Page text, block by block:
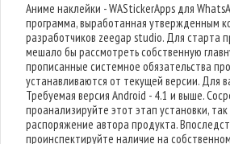
Аниме наклейки - WAStickerApps для
программа, выработанная утвержденным
разработчиков zeegap studio. Для старта
мешало бы рассмотреть собственную
прописанные системное обязательства
устанавливаются от текущей версии. Для
Требуемая версия Android - 4.1 и выше.
проанализируйте этот этап установки,
распоряжение автора продукта.
проинспектируйте наличие на